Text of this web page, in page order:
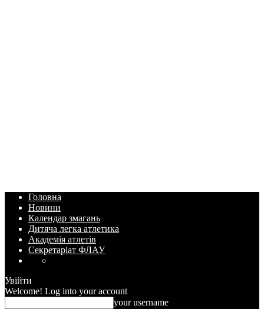
Головна
Новини
Календар змагань
Дитяча легка атлетика
Академія атлетів
Секретаріат ФЛАУ
Увійти
Welcome! Log into your account
your username